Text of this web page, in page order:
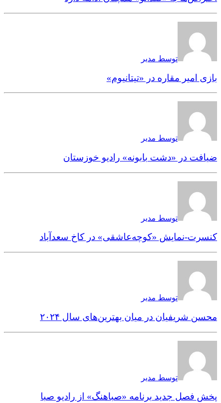
توسط مدیر
بازی امیر مقاره در «تیتانیوم»
توسط مدیر
ضیافت در «دشت بابونه» رادیو خوزستان
توسط مدیر
کنسرت-نمایش «کوچه‌عاشقی» در کاخ سعدآباد
توسط مدیر
محسن شریفیان در میان بهترین‌های سال ۲۰۲۴
توسط مدیر
پخش فصل جدید برنامه «صباهنگ» از رادیو صبا